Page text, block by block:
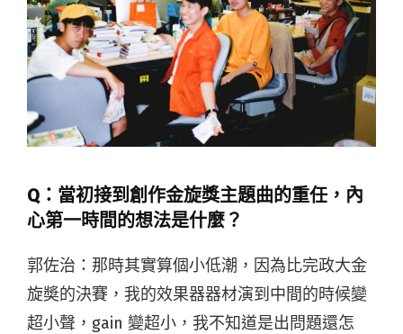
Q：當初接到創作金旋獎主題曲的重任，內
心第一時間的想法是什麼？
郭佐治：那時其實算個小低潮，因為比完政大金
旋奬的決賽，我的效果器器材演到中間的時候變
超小聲，gain 變超小，我不知道是出問題還怎